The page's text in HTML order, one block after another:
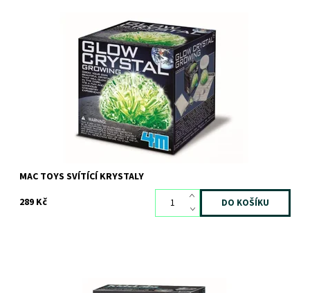
Pěstujte své vlastní krásné krystaly, které ve tmě září!
Skladem>3 ks
5559
MAC TOYS
MAC TOYS SVÍTÍCÍ KRYSTALY
289 Kč